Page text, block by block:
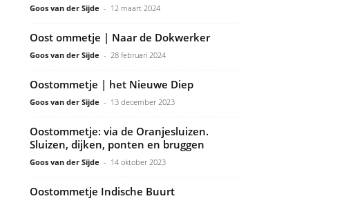
Goos van der Sijde - 12 maart 2024
Oost ommetje | Naar de Dokwerker
Goos van der Sijde - 28 februari 2024
Oostommetje | het Nieuwe Diep
Goos van der Sijde - 13 december 2023
Oostommetje: via de Oranjesluizen.
Sluizen, dijken, ponten en bruggen
Goos van der Sijde - 14 oktober 2023
Oostommetje Indische Buurt